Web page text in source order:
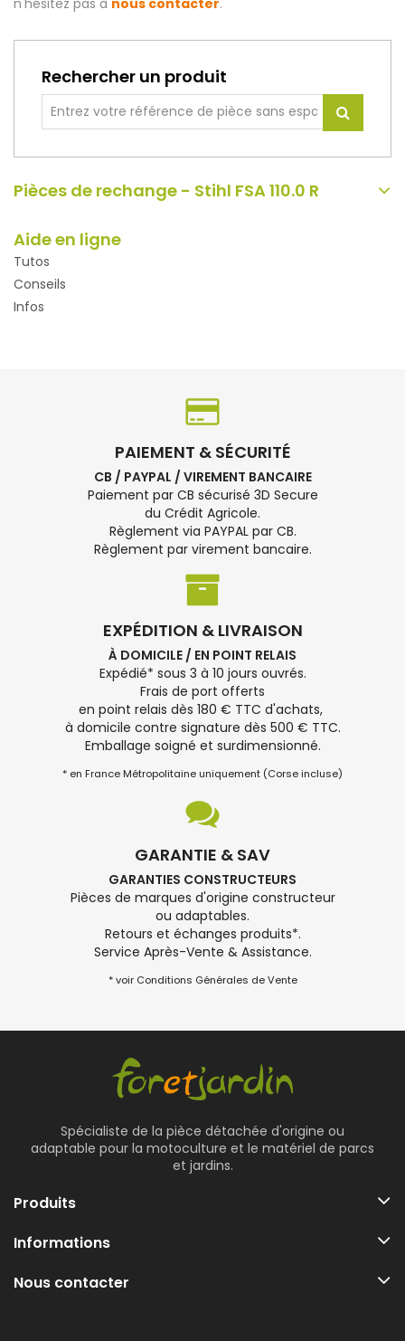
n'hésitez pas à nous contacter.
Rechercher un produit
Pièces de rechange - Stihl FSA 110.0 R
Aide en ligne
Tutos
Conseils
Infos
PAIEMENT & SÉCURITÉ
CB / PAYPAL / VIREMENT BANCAIRE
Paiement par CB sécurisé 3D Secure
du Crédit Agricole.
Règlement via PAYPAL par CB.
Règlement par virement bancaire.
EXPÉDITION & LIVRAISON
À DOMICILE / EN POINT RELAIS
Expédié* sous 3 à 10 jours ouvrés.
Frais de port offerts
en point relais dès 180 € TTC d'achats,
à domicile contre signature dès 500 € TTC.
Emballage soigné et surdimensionné.
* en France Métropolitaine uniquement (Corse incluse)
GARANTIE & SAV
GARANTIES CONSTRUCTEURS
Pièces de marques d'origine constructeur
ou adaptables.
Retours et échanges produits*.
Service Après-Vente & Assistance.
* voir Conditions Générales de Vente
Spécialiste de la pièce détachée d'origine ou
adaptable pour la motoculture et le matériel de parcs
et jardins.
Produits
Informations
Nous contacter